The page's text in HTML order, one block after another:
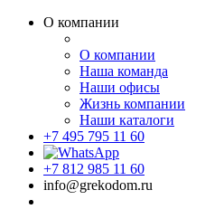
О компании
О компании
Наша команда
Наши офисы
Жизнь компании
Наши каталоги
+7 495 795 11 60
+7 812 985 11 60
info@grekodom.ru